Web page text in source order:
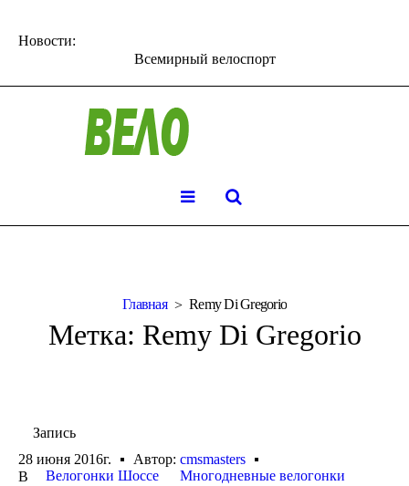
Новости:
Всемирный велоспорт
Главная Remy Di Gregorio
Метка: Remy Di Gregorio
Запись
28 июня 2016г.
Автор: cmsmasters
В
Велогонки Шоссе
Многодневные велогонки